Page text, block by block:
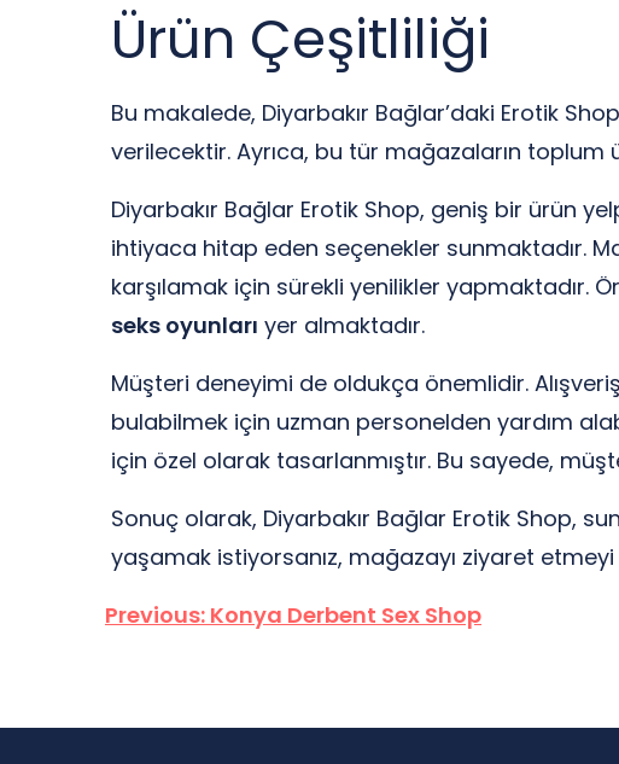
Ürün Çeşitliliği
Bu makalede, Diyarbakır Bağlar’daki Erotik
verilecektir. Ayrıca, bu tür mağazaların toplum
Diyarbakır Bağlar Erotik Shop, geniş bir ürün
ihtiyaca hitap eden seçenekler sunmaktadır.
karşılamak için sürekli yenilikler yapmaktadır.
seks oyunları yer almaktadır.
Müşteri deneyimi de oldukça önemlidir.
bulabilmek için uzman personelden yardım
için özel olarak tasarlanmıştır. Bu sayede,
Sonuç olarak, Diyarbakır Bağlar Erotik Shop,
yaşamak istiyorsanız, mağazayı ziyaret etmeyi
Yazı
Previous: Konya Derbent Sex Shop